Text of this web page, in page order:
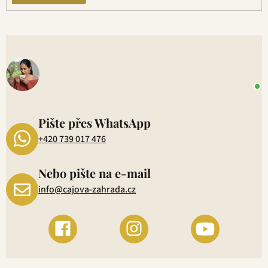
s
Pište přes WhatsApp
+420 739 017 476
Nebo pište na e-mail
info@cajova-zahrada.cz